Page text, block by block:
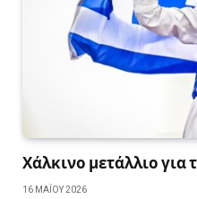
Χάλκινο μετάλλιο
16 ΜΑΪ́ΟΥ 2026